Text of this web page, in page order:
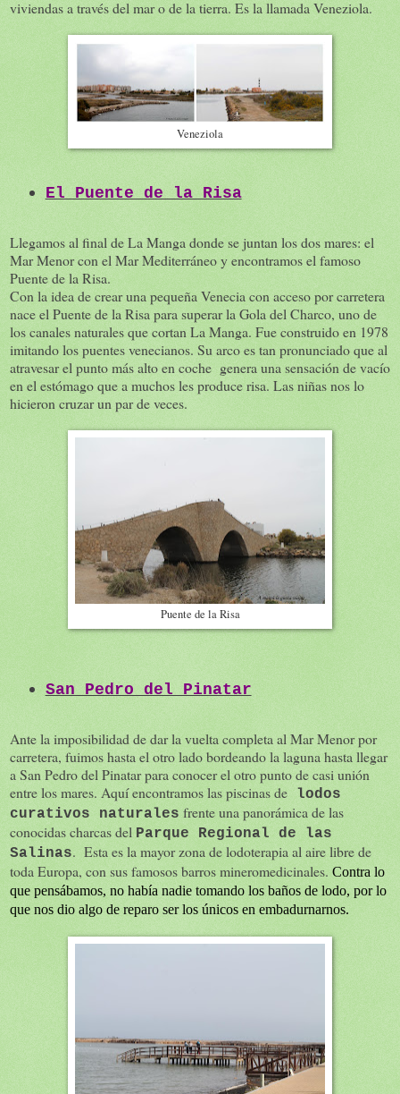
viviendas a través del mar o de la tierra. Es la llamada Veneziola.
Veneziola
El Puente de la Risa
Llegamos al final de La Manga donde se juntan los dos mares: el
Mar Menor con el Mar Mediterráneo y encontramos el famoso
Puente de la Risa.
Con la idea de crear una pequeña Venecia con acceso por carretera
nace el Puente de la Risa para superar la Gola del Charco, uno de
los canales naturales que cortan La Manga. Fue construido en 1978
imitando los puentes venecianos. Su arco es tan pronunciado que al
atravesar el punto más alto en coche genera una sensación de vacío
en el estómago que a muchos les produce risa. Las niñas nos lo
hicieron cruzar un par de veces.
Puente de la Risa
San Pedro del Pinatar
Ante la imposibilidad de dar la vuelta completa al Mar Menor por
carretera, fuimos hasta el otro lado bordeando la laguna hasta llegar
a San Pedro del Pinatar para conocer el otro punto de casi unión
entre los mares. Aquí encontramos las piscinas de lodos
curativos naturales frente una panorámica de las
conocidas charcas del Parque Regional de las
Salinas. Esta es la mayor zona de lodoterapia al aire libre de
toda Europa, con sus famosos barros mineromedicinales. Contra lo
que pensábamos, no había nadie tomando los baños de lodo, por lo
que nos dio algo de reparo ser los únicos en embadurnarnos.